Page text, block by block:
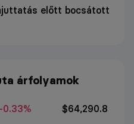
előtt bocsátott
árfolyamok
-0.33% $64,290.8